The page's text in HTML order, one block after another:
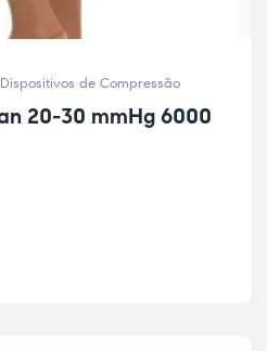
de Compressão
20-30 mmHg 6000